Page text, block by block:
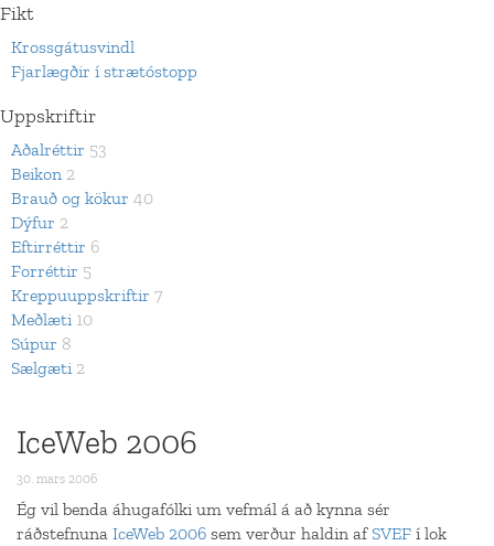
Fikt
Krossgátusvindl
Fjarlægðir í strætóstopp
Uppskriftir
Aðalréttir 53
Beikon 2
Brauð og kökur 40
Dýfur 2
Eftirréttir 6
Forréttir 5
Kreppuuppskriftir 7
Meðlæti 10
Súpur 8
Sælgæti 2
IceWeb 2006
30. mars 2006
Ég vil benda áhugafólki um vefmál á að kynna sér
ráðstefnuna IceWeb 2006 sem verður haldin af SVEF í lok